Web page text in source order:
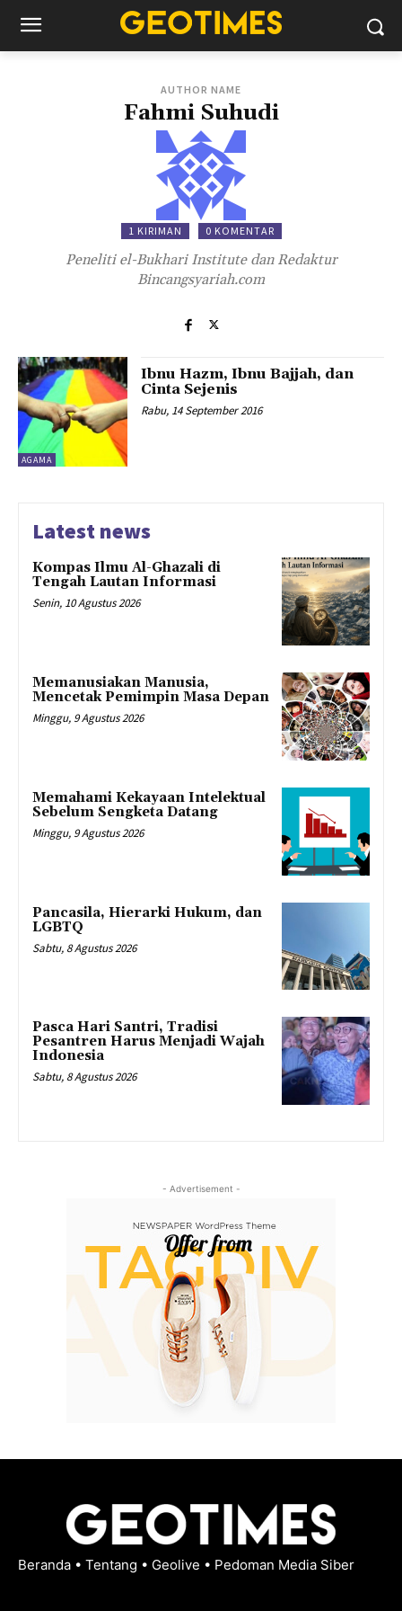
AUTHOR NAME
Fahmi Suhudi
1 KIRIMAN 0 KOMENTAR
Peneliti el-Bukhari Institute dan Redaktur
Bincangsyariah.com
AGAMA
Ibnu Hazm, Ibnu Bajjah, dan
Cinta Sejenis
Rabu, 14 September 2016
Latest news
Kompas Ilmu Al-Ghazali di
Tengah Lautan Informasi
Senin, 10 Agustus 2026
Memanusiakan Manusia,
Mencetak Pemimpin Masa Depan
Minggu, 9 Agustus 2026
Memahami Kekayaan Intelektual
Sebelum Sengketa Datang
Minggu, 9 Agustus 2026
Pancasila, Hierarki Hukum, dan
LGBTQ
Sabtu, 8 Agustus 2026
Pasca Hari Santri, Tradisi
Pesantren Harus Menjadi Wajah
Indonesia
Sabtu, 8 Agustus 2026
- Advertisement -
Beranda • Tentang • Geolive • Pedoman Media Siber